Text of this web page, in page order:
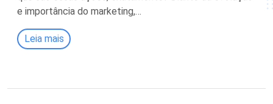
e importância do marketing,…
Leia mais